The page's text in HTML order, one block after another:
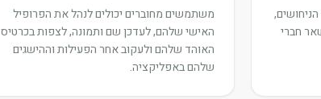
חברי
משתמשים מחוברים יכולים לנהל את הפרופיל
האישי שלהם, לעדכן שם ותמונה, לצפות בכרטיס
האוהד שלהם ולעקוב אחר הפעילות וההישגים
שלהם באפליקציה.